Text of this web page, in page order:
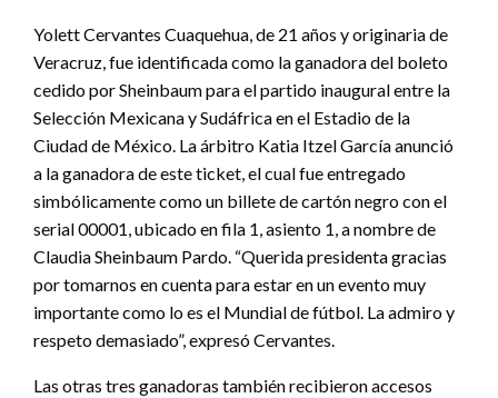
Yolett Cervantes Cuaquehua, de 21 años y originaria de
Veracruz, fue identificada como la ganadora del boleto
cedido por Sheinbaum para el partido inaugural entre la
Selección Mexicana y Sudáfrica en el Estadio de la
Ciudad de México. La árbitro Katia Itzel García anunció
a la ganadora de este ticket, el cual fue entregado
simbólicamente como un billete de cartón negro con el
serial 00001, ubicado en fila 1, asiento 1, a nombre de
Claudia Sheinbaum Pardo. “Querida presidenta gracias
por tomarnos en cuenta para estar en un evento muy
importante como lo es el Mundial de fútbol. La admiro y
respeto demasiado”, expresó Cervantes.
Las otras tres ganadoras también recibieron accesos